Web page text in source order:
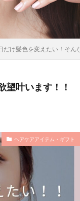
だけ髪色を変えたい！そん
望叶います！！
ヘアケアアイテム・ギフト